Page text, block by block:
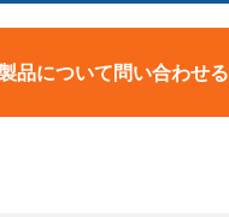
品について問い合わせる